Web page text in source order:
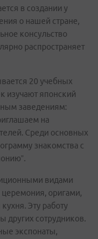
в создании у
о нашей стране,
консульство
распространяет
20 учебных
изучают японский
заведениям:
на
Среди основных
знакомства с
видами
церемония, оригами,
Эту работу
других сотрудников.
экспонаты,